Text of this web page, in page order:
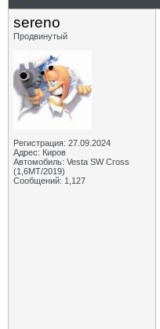
sereno
Продвинутый
Регистрация: 27.09.2024
Адрес: Киров
Автомобиль: Vesta SW Cross
(1,6МТ/2019)
Сообщений: 1,127